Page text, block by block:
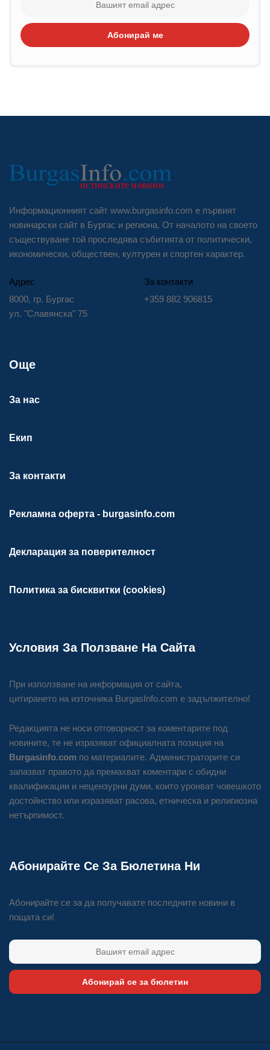
Абонирай ме
Информационният сайт www.burgasinfo.com е първият
новинарски сайт в Бургас и региона. От началото на своето
съществуване той проследява събитията от политически,
икономически, обществен, културен и спортен характер.
Адрес
8000, гр. Бургас
ул. "Славянска" 75
За контакти
+359 882 906815
Още
За нас
Екип
За контакти
Рекламна оферта - burgasinfo.com
Декларация за поверителност
Политика за бисквитки (cookies)
Условия За Ползване На Сайта
При използване на информация от сайта,
цитирането на източника BurgasInfo.com е задължително!
Редакцията не носи отговорност за коментарите под
новините, те не изразяват официалната позиция на
Burgasinfo.com по материалите. Администраторите си
запазват правото да премахват коментари с обидни
квалификации и нецензурни думи, които уронват човешкото
достойнство или изразяват расова, етническа и религиозна
нетърпимост.
Абонирайте Се За Бюлетина Ни
Абонирайте се за да получавате последните новини в
пощата си!
Абонирай се за бюлетин